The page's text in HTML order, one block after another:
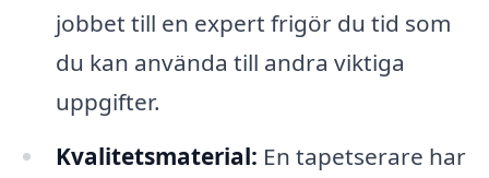
jobbet till en expert frigör du tid som
du kan använda till andra viktiga
uppgifter.
Kvalitetsmaterial: En tapetserare har